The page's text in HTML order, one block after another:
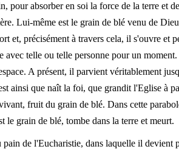
pour absorber en soi la force de la terre et
Lui-même est le grain de blé venu de
et, précisément à travers cela, il s'ouvre
avec telle ou telle personne pour un
A présent, il parvient véritablement
ainsi que naît la foi, que grandit l'Eglise à
fruit du grain de blé. Dans cette
grain de blé, tombe dans la terre et meurt.
de l'Eucharistie, dans laquelle il devient